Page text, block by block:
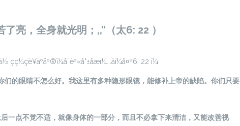
亮，全身就光明；,,”（太6: 22 ）
们的眼睛不怎么好。我这里有多种隐形眼镜，能修补上帝的缺陷。你们只要
一点不觉不适，就像身体的一部分，而且不必拿下来清洁，又能改善视